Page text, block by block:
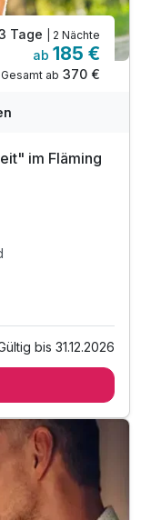
Tage | 2 Nächte
ab 185 €
Gesamt ab 370 €
bis 31.12.2026